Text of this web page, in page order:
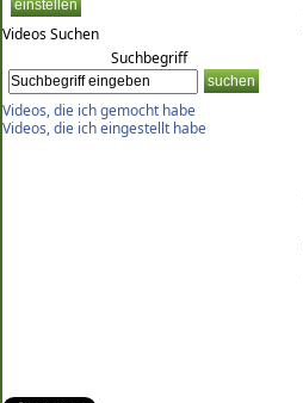
Videos Suchen
Suchbegriff
Videos, die ich gemocht habe
Videos, die ich eingestellt habe